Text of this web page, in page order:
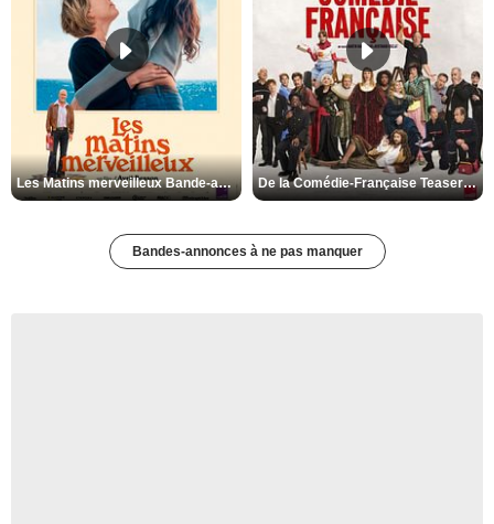
Les Matins merveilleux Bande-annonce VF De la Comédie-Française Teaser VF
Bandes-annonces à ne pas manquer